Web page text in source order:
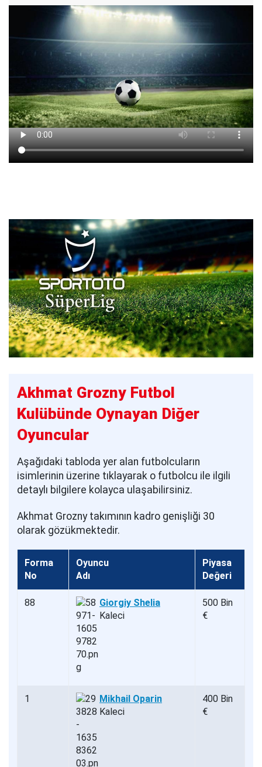
Akhmat Grozny Futbol
Kulübünde Oynayan Diğer
Oyuncular
Aşağıdaki tabloda yer alan futbolcuların
isimlerinin üzerine tıklayarak o futbolcu ile ilgili
detaylı bilgilere kolayca ulaşabilirsiniz.
Akhmat Grozny takımının kadro genişliği 30
olarak gözükmektedir.
Forma
No
Oyuncu
Adı
Piyasa
Değeri
88
Giorgiy Shelia
Kaleci
500 Bin
€
1
Mikhail Oparin
Kaleci
400 Bin
€